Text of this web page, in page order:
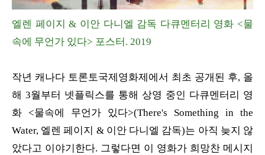
엘렌 페이지 & 이안 다니엘 감독 다큐멘터리 영화 <물
속에 무언가 있다> 포스터. 2019
작년 캐나다 토론토국제영화제에서 최초 공개된 후, 올
해 3월부터 넷플릭스를 통해 상영 중인 다큐멘터리 영
화 <물속에 무언가 있다>(There's Something in the
Water, 엘렌 페이지 & 이안 다니엘 감독)는 아직 늦지 않
았다고 이야기한다. 그렇다면 이 영화가 희망찬 메시지